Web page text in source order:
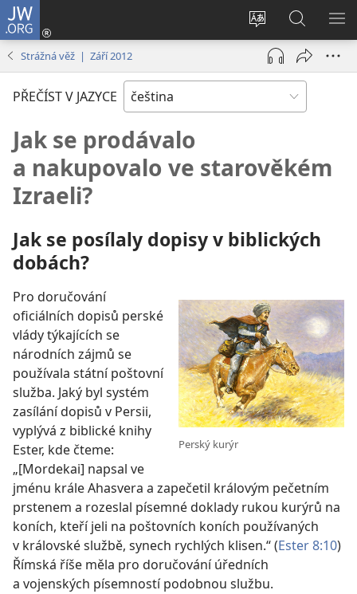
JW.ORG
Změnit
jazyk
stránek
Přihlásit
se
(otevřeno
okno)
Hledat
na
JW.ORG
Strážná věž | Září 2012
PŘEČÍST V JAZYCE
Jak se prodávalo
a nakupovalo ve starověkém
Izraeli?
Jak se posílaly dopisy v biblických
dobách?
Perský kurýr
Pro doručování
oficiálních dopisů perské
vlády týkajících se
národních zájmů se
používala státní poštovní
služba. Jaký byl systém
zasílání dopisů v Persii,
vyplývá z biblické knihy
Ester, kde čteme:
„[Mordekai] napsal ve
jménu krále Ahasvera a zapečetil královým pečetním
prstenem a rozeslal písemné doklady rukou kurýrů na
koních, kteří jeli na poštovních koních používaných
v královské službě, synech rychlých klisen.“ (Ester 8:10)
Římská říše měla pro doručování úředních
a vojenských písemností podobnou službu.